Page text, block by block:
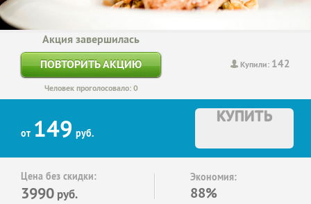
Купили: 142
Акция завершилась
ПОВТОРИТЬ АКЦИЮ
Человек проголосовало: 0
от 149 руб.
КУПИТЬ
Цена без скидки:
3990 руб.
Экономия:
88%